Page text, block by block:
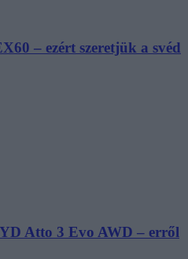
– ezért szeretjük a svéd
Atto 3 Evo AWD – erről